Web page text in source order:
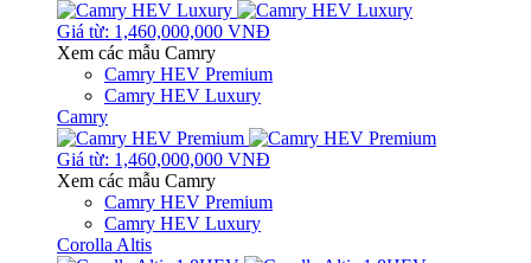
Giá từ: 1,460,000,000 VNĐ
Xem các mẫu Camry
Camry HEV Premium
Camry HEV Luxury
Camry
Giá từ: 1,460,000,000 VNĐ
Xem các mẫu Camry
Camry HEV Premium
Camry HEV Luxury
Corolla Altis